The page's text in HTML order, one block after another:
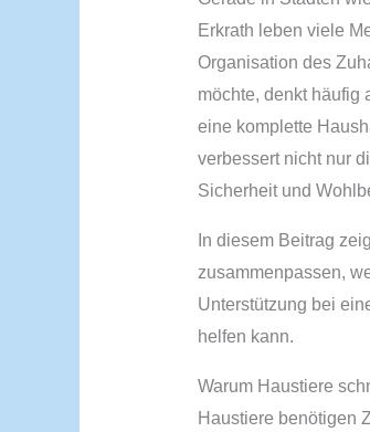
Erkrath leben viele
Organisation des
möchte, denkt häufig
eine komplette
verbessert nicht nur
Sicherheit und
In diesem Beitrag
zusammenpassen,
Unterstützung bei
helfen kann.
Warum Haustiere
Haustiere benötigen